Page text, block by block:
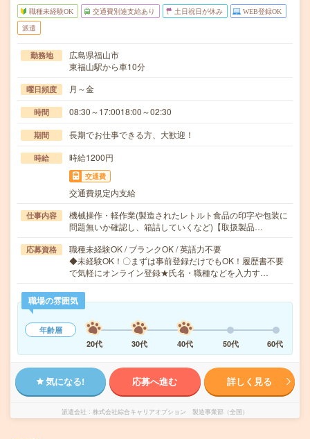
職種未経験OK 交通費別途支給あり 土日祝日が休み WEB登録OK
派遣
勤務地
広島県福山市
東福山駅から車10分
曜日頻度 月～金
時間 08:30～17:0018:00～02:30
期間 長期でお仕事できる方、大歓迎！
時給 時給1200円
交通費
交通費規定内支給
仕事内容
機械操作・軽作業(製造されたレトルト食品の印字や包装に
問題無いか確認し、箱詰していくなど)【取扱製品…
応募資格
職種未経験OK / ブランクOK / 英語力不要
◆未経験OK！〇まずは事前登録だけでもOK！履歴書不要
で気軽にオンライン登録★氏名・職種などを入力す…
職場の雰囲気
年齢層
20代
30代 40代 50代 60代
気になる! 応募へ進む 詳しく見る
派遣会社 株式会社綜合キャリアオプション 製造事業部（全国）